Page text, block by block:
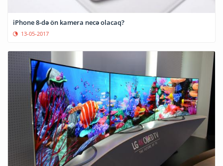
iPhone 8-də ön kamera necə olacaq?
13-05-2017